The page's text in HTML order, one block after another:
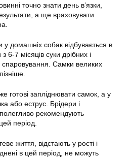
точно знати день в’язки,
а ще враховувати
у домашніх собак відбувається в
6-7 місяців суки дрібних і
спаровування. Самки великих
готові запліднювати самок, а у
або еструс. Брідери і
рекомендують
період.
життя, відстають у рості і
в цей період, не можуть